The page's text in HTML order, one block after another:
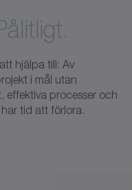
hjälpa till: Av
i mål utan
effektiva processer och
tid att förlora.